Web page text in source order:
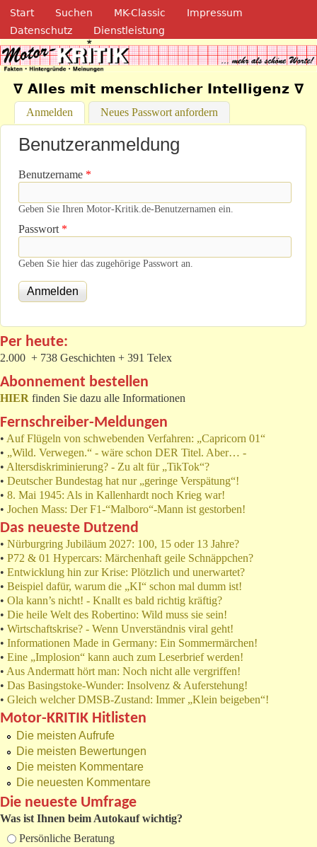
Direkt zum Inhalt
Navigation
Start Suchen MK-Classic
Impressum
Datenschutz
Dienstleistung
Motor-Kritik.de
∇ Alles mit menschlicher Intelligenz ∇
Anmelden (aktiver Reiter)
Neues Passwort anfordern
Benutzeranmeldung
Benutzername *
Geben Sie Ihren Motor-Kritik.de-Benutzernamen ein.
Passwort *
Geben Sie hier das zugehörige Passwort an.
Per heute:
2.000 + 738 Geschichten + 391 Telex
Abonnement bestellen
HIER finden Sie dazu alle Informationen
Fernschreiber-Meldungen
• Auf Flügeln von schwebenden Verfahren: „Capricorn 01“
• „Wild. Verwegen.“ - wäre schon DER Titel. Aber… -
• Altersdiskriminierung? - Zu alt für „TikTok“?
• Deutscher Bundestag hat nur „geringe Verspätung“!
• 8. Mai 1945: Als in Kallenhardt noch Krieg war!
• Jochen Mass: Der F1-“Malboro“-Mann ist gestorben!
Das neueste Dutzend
• Nürburgring Jubiläum 2027: 100, 15 oder 13 Jahre?
• P72 & 01 Hypercars: Märchenhaft geile Schnäppchen?
• Entwicklung hin zur Krise: Plötzlich und unerwartet?
• Beispiel dafür, warum die „KI“ schon mal dumm ist!
• Ola kann’s nicht! - Knallt es bald richtig kräftig?
• Die heile Welt des Robertino: Wild muss sie sein!
• Wirtschaftskrise? - Wenn Unverständnis viral geht!
• Informationen Made in Germany: Ein Sommermärchen!
• Eine „Implosion“ kann auch zum Leserbrief werden!
• Aus Andermatt hört man: Noch nicht alle vergriffen!
• Das Basingstoke-Wunder: Insolvenz & Auferstehung!
• Gleich welcher DMSB-Zustand: Immer „Klein beigeben“!
Motor-KRITIK Hitlisten
Die meisten Aufrufe
Die meisten Bewertungen
Die meisten Kommentare
Die neuesten Kommentare
Die neueste Umfrage
Was ist Ihnen beim Autokauf wichtig?
Auswahlmöglichkeiten
Persönliche Beratung